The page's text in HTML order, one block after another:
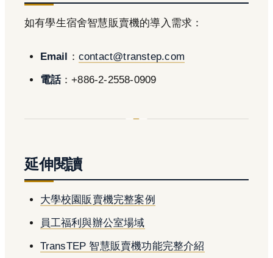
如有學生宿舍智慧販賣機的導入需求：
Email ： contact@transtep.com
電話：+886-2-2558-0909
延伸閱讀
大學校園販賣機完整案例
員工福利與辦公室場域
TransTEP 智慧販賣機功能完整介紹